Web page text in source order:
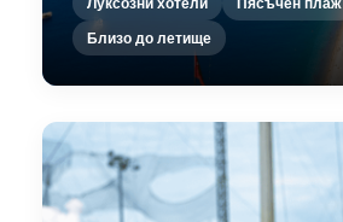
Близо до летище